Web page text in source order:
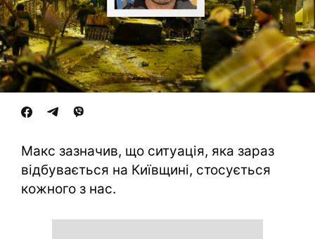
Макс зазначив, що ситуація, яка зараз
відбувається на Київщині, стосується
кожного з нас.